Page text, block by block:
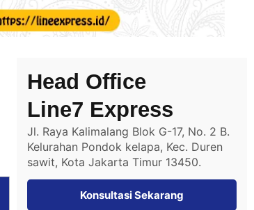
Head Office
Line7 Express
Jl. Raya Kalimalang Blok G-17, No. 2 B.
Kelurahan Pondok kelapa, Kec. Duren
sawit, Kota Jakarta Timur 13450.
Konsultasi Sekarang